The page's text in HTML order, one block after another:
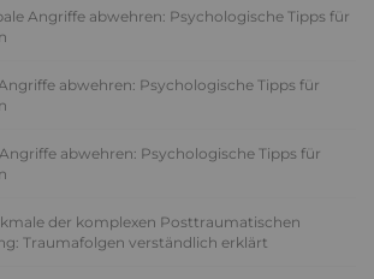
Angriffe abwehren: Psychologische Tipps für
abwehren: Psychologische Tipps für
abwehren: Psychologische Tipps für
der komplexen Posttraumatischen
Traumafolgen verständlich erklärt